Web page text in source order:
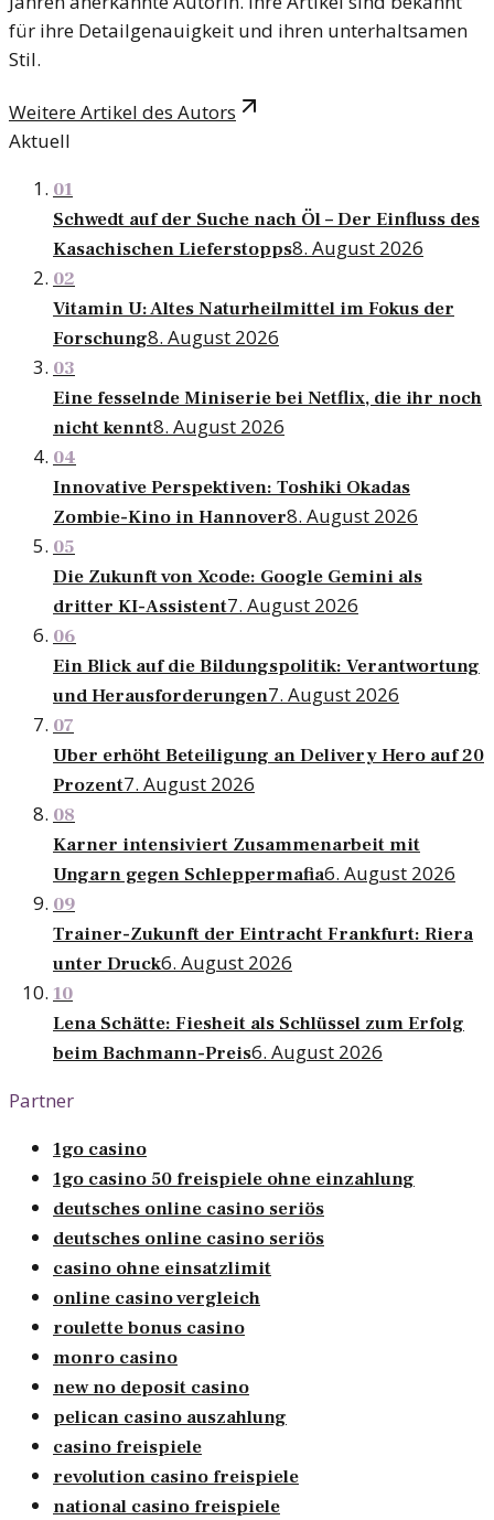
für ihre Detailgenauigkeit und ihren unterhaltsamen
Stil.
Weitere Artikel des Autors
Aktuell
01
Schwedt auf der Suche nach Öl – Der Einfluss des
Kasachischen Lieferstopps8. August 2026
02
Vitamin U: Altes Naturheilmittel im Fokus der
Forschung8. August 2026
03
Eine fesselnde Miniserie bei Netflix, die ihr noch
nicht kennt8. August 2026
04
Innovative Perspektiven: Toshiki Okadas
Zombie-Kino in Hannover8. August 2026
05
Die Zukunft von Xcode: Google Gemini als
dritter KI-Assistent7. August 2026
06
Ein Blick auf die Bildungspolitik: Verantwortung
und Herausforderungen7. August 2026
07
Uber erhöht Beteiligung an Delivery Hero auf 20
Prozent7. August 2026
08
Karner intensiviert Zusammenarbeit mit
Ungarn gegen Schleppermafia6. August 2026
09
Trainer-Zukunft der Eintracht Frankfurt: Riera
unter Druck6. August 2026
10
Lena Schätte: Fiesheit als Schlüssel zum Erfolg
beim Bachmann-Preis6. August 2026
Partner
1go casino
1go casino 50 freispiele ohne einzahlung
deutsches online casino seriös
deutsches online casino seriös
casino ohne einsatzlimit
online casino vergleich
roulette bonus casino
monro casino
new no deposit casino
pelican casino auszahlung
casino freispiele
revolution casino freispiele
national casino freispiele